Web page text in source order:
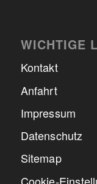
WICHTIGE
Kontakt
Anfahrt
Impressum
Datenschutz
Sitemap
Cookie-